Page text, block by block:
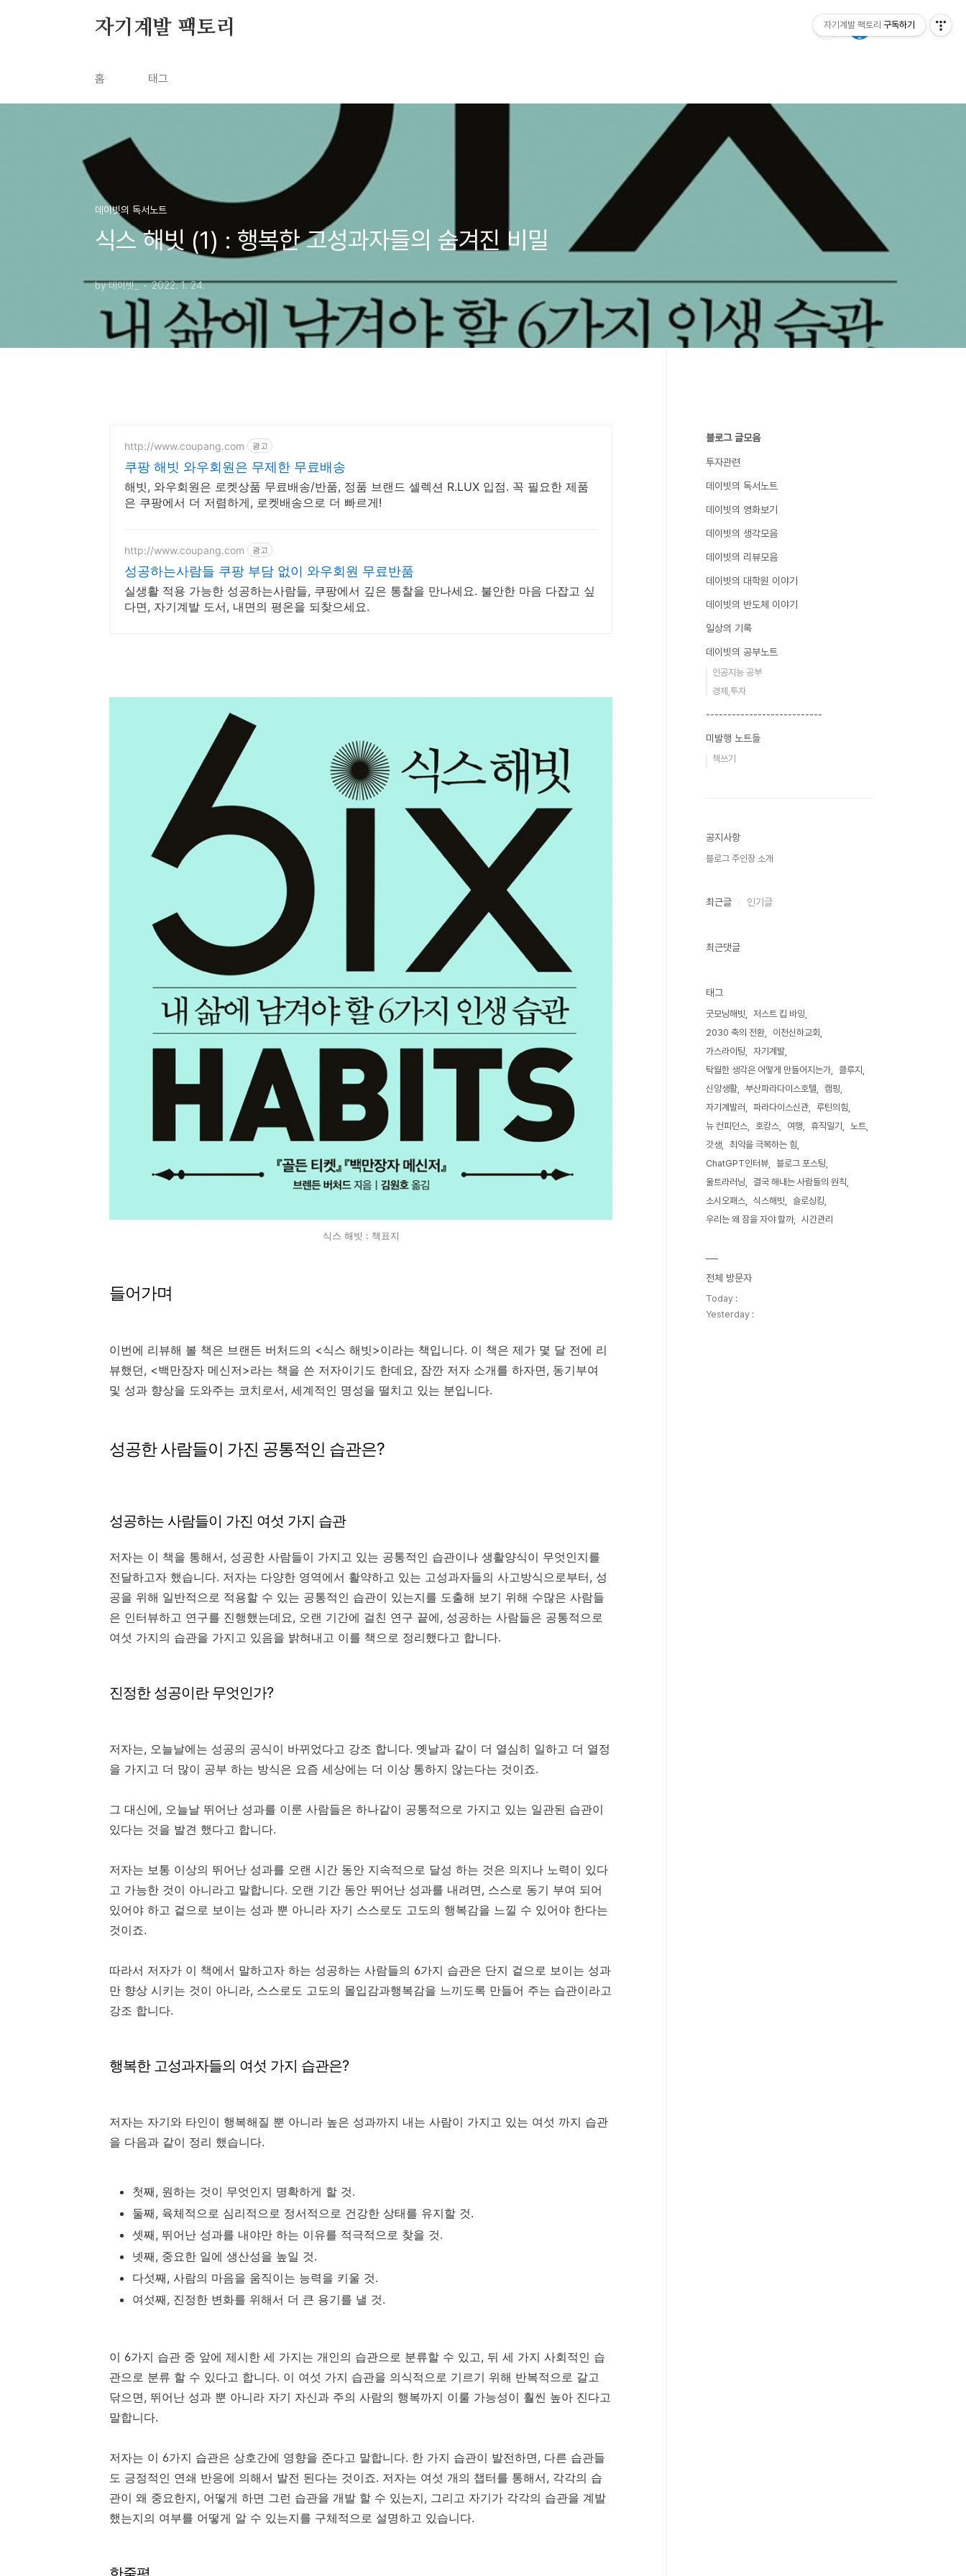
자기계발 팩토리
홈 태그
데이빗의 독서노트
식스 해빗 (1) : 행복한 고성과자들의 숨겨진 비밀
by 데이빗_ 2022. 1. 24.
http://www.coupang.com 광고
쿠팡 해빗 와우회원은 무제한 무료배송
해빗, 와우회원은 로켓상품 무료배송/반품, 정품 브랜드 셀렉션 R.LUX 입점. 꼭 필요한 제품
은 쿠팡에서 더 저렴하게, 로켓배송으로 더 빠르게!
http://www.coupang.com 광고
성공하는사람들 쿠팡 부담 없이 와우회원 무료반품
실생활 적용 가능한 성공하는사람들, 쿠팡에서 깊은 통찰을 만나세요. 불안한 마음 다잡고 싶
다면, 자기계발 도서, 내면의 평온을 되찾으세요.
식스 해빗 : 책표지
들어가며
이번에 리뷰해 볼 책은 브랜든 버처드의 <식스 해빗>이라는 책입니다. 이 책은 제가 몇 달 전에 리
뷰했던, <백만장자 메신저>라는 책을 쓴 저자이기도 한데요, 잠깐 저자 소개를 하자면, 동기부여
및 성과 향상을 도와주는 코치로서, 세계적인 명성을 떨치고 있는 분입니다.
성공한 사람들이 가진 공통적인 습관은?
성공하는 사람들이 가진 여섯 가지 습관
저자는 이 책을 통해서, 성공한 사람들이 가지고 있는 공통적인 습관이나 생활양식이 무엇인지를
전달하고자 했습니다. 저자는 다양한 영역에서 활약하고 있는 고성과자들의 사고방식으로부터, 성
공을 위해 일반적으로 적용할 수 있는 공통적인 습관이 있는지를 도출해 보기 위해 수많은 사람들
은 인터뷰하고 연구를 진행했는데요, 오랜 기간에 걸친 연구 끝에, 성공하는 사람들은 공통적으로
여섯 가지의 습관을 가지고 있음을 밝혀내고 이를 책으로 정리했다고 합니다.
진정한 성공이란 무엇인가?
저자는, 오늘날에는 성공의 공식이 바뀌었다고 강조 합니다. 옛날과 같이 더 열심히 일하고 더 열정
을 가지고 더 많이 공부 하는 방식은 요즘 세상에는 더 이상 통하지 않는다는 것이죠.
그 대신에, 오늘날 뛰어난 성과를 이룬 사람들은 하나같이 공통적으로 가지고 있는 일관된 습관이
있다는 것을 발견 했다고 합니다.
저자는 보통 이상의 뛰어난 성과를 오랜 시간 동안 지속적으로 달성 하는 것은 의지나 노력이 있다
고 가능한 것이 아니라고 말합니다. 오랜 기간 동안 뛰어난 성과를 내려면, 스스로 동기 부여 되어
있어야 하고 겉으로 보이는 성과 뿐 아니라 자기 스스로도 고도의 행복감을 느낄 수 있어야 한다는
것이죠.
따라서 저자가 이 책에서 말하고자 하는 성공하는 사람들의 6가지 습관은 단지 겉으로 보이는 성과
만 향상 시키는 것이 아니라, 스스로도 고도의 몰입감과행복감을 느끼도록 만들어 주는 습관이라고
강조 합니다.
행복한 고성과자들의 여섯 가지 습관은?
저자는 자기와 타인이 행복해질 뿐 아니라 높은 성과까지 내는 사람이 가지고 있는 여섯 까지 습관
을 다음과 같이 정리 했습니다.
첫째, 원하는 것이 무엇인지 명확하게 할 것.
둘째, 육체적으로 심리적으로 정서적으로 건강한 상태를 유지할 것.
셋째, 뛰어난 성과를 내야만 하는 이유를 적극적으로 찾을 것.
넷째, 중요한 일에 생산성을 높일 것.
다섯째, 사람의 마음을 움직이는 능력을 키울 것.
여섯째, 진정한 변화를 위해서 더 큰 용기를 낼 것.
이 6가지 습관 중 앞에 제시한 세 가지는 개인의 습관으로 분류할 수 있고, 뒤 세 가지 사회적인 습
관으로 분류 할 수 있다고 합니다. 이 여섯 가지 습관을 의식적으로 기르기 위해 반복적으로 갈고
닦으면, 뛰어난 성과 뿐 아니라 자기 자신과 주의 사람의 행복까지 이룰 가능성이 훨씬 높아 진다고
말합니다.
저자는 이 6가지 습관은 상호간에 영향을 준다고 말합니다. 한 가지 습관이 발전하면, 다른 습관들
도 긍정적인 연쇄 반응에 의해서 발전 된다는 것이죠. 저자는 여섯 개의 챕터를 통해서, 각각의 습
관이 왜 중요한지, 어떻게 하면 그런 습관을 개발 할 수 있는지, 그리고 자기가 각각의 습관을 계발
했는지의 여부를 어떻게 알 수 있는지를 구체적으로 설명하고 있습니다.
블로그 글모음
투자관련
데이빗의 독서노트
데이빗의 영화보기
데이빗의 생각모음
데이빗의 리뷰모음
데이빗의 대학원 이야기
데이빗의 반도체 이야기
일상의 기록
데이빗의 공부노트
인공지능 공부
경제,투자
---------------------------
미발행 노트들
책쓰기
공지사항
블로그 주인장 소개
최근글 인기글
최근댓글
태그
굿모닝해빗
저스트 킵 바잉
2030 축의 전환
이천신하교회
가스라이팅
자기계발
탁월한 생각은 어떻게 만들어지는가
클루지
신앙생활
부산파라다이스호텔
캠핑
자기계발러
파라다이스신관
루틴의힘
뉴 컨피던스
호캉스 여행 휴직일기
노트
갓생
최악을 극복하는 힘
ChatGPT인터뷰
블로그 포스팅
울트라러닝
결국 해내는 사람들의 원칙
소시오패스
식스해빗
슬로싱킹
우리는 왜 잠을 자야 할까
시간관리
전체 방문자
Today :
Yesterday :
자기계발 팩토리 구독하기